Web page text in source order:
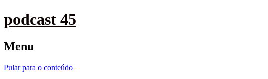
podcast 45
Menu
Pular para o conteúdo